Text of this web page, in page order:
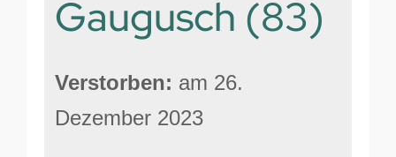
Gaugusch (83)
Verstorben
am 26.
Dezember 2023